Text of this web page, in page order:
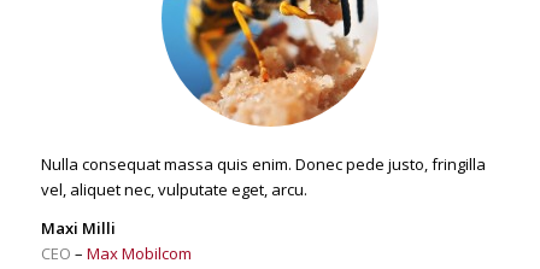
Nulla consequat massa quis enim. Donec pede justo, fringilla
vel, aliquet nec, vulputate eget, arcu.
Maxi Milli
CEO – Max Mobilcom